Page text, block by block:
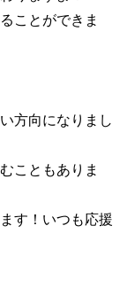
ことができま
方向になりまし
こともありま
す！いつも応援